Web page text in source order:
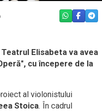
WHATSAPP
Elisabeta va avea
cu începere de la
al violonistului
Stoica. În cadrul